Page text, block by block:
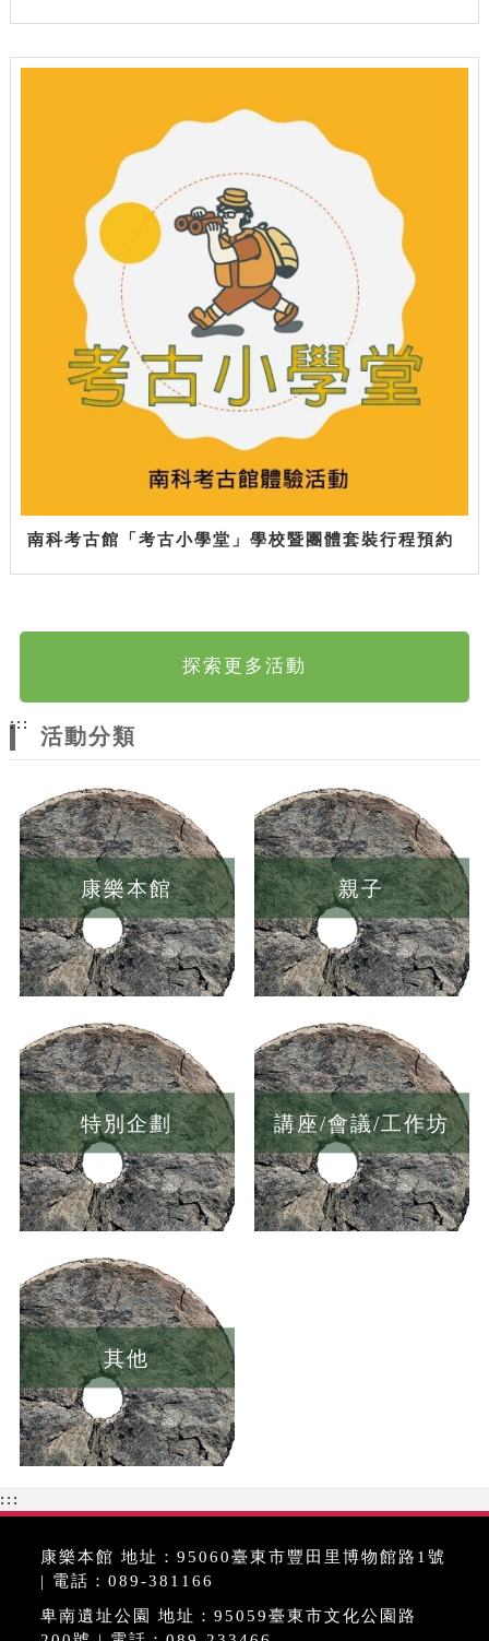
南科考古館「考古小學堂」學校暨團體套裝行程預約
探索更多活動
:::
活動分類
康樂本館 親子
特別企劃 講座/會議/工作坊
其他
:::
康樂本館 地址：95060臺東市豐田里博物館路1號
| 電話：089-381166
卑南遺址公園 地址：95059臺東市文化公園路